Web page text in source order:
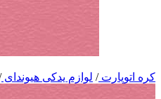
کره اتوپارت/ لوازم یدکی هیوندای